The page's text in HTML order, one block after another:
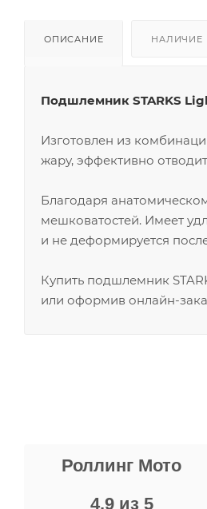
ОПИСАНИЕ НАЛИЧИЕ
Подшлемник STARKS
Изготовлен из
жару, эффективно
Благодаря
мешковатостей. Имеет
и не деформируется
Купить подшлемник
или оформив онлайн-
Роллинг Мото
4.9 из 5